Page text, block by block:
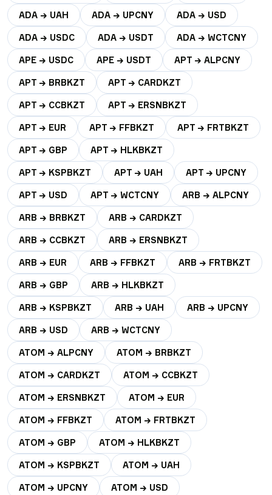
ADA → UAH ADA → UPCNY ADA → USD
ADA → USDC ADA → USDT ADA → WCTCNY
APE → USDC APE → USDT APT → ALPCNY
APT → BRBKZT APT → CARDKZT
APT → CCBKZT APT → ERSNBKZT
APT → EUR APT → FFBKZT APT → FRTBKZT
APT → GBP APT → HLKBKZT
APT → KSPBKZT APT → UAH APT → UPCNY
APT → USD APT → WCTCNY ARB → ALPCNY
ARB → BRBKZT ARB → CARDKZT
ARB → CCBKZT ARB → ERSNBKZT
ARB → EUR ARB → FFBKZT ARB → FRTBKZT
ARB → GBP ARB → HLKBKZT
ARB → KSPBKZT ARB → UAH ARB → UPCNY
ARB → USD ARB → WCTCNY
ATOM → ALPCNY ATOM → BRBKZT
ATOM → CARDKZT ATOM → CCBKZT
ATOM → ERSNBKZT ATOM → EUR
ATOM → FFBKZT ATOM → FRTBKZT
ATOM → GBP ATOM → HLKBKZT
ATOM → KSPBKZT ATOM → UAH
ATOM → UPCNY ATOM → USD